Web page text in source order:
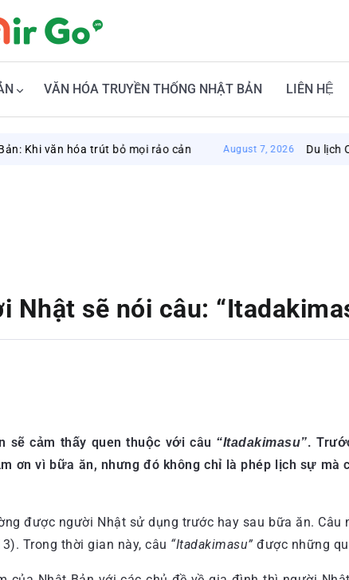
VĂN HÓA TRUYỀN THỐNG NHẬT BẢN LIÊN HỆ
hóa trút bỏ mọi rảo cản August 7, 2026 Du lịch Okayama
Nhật sẽ nói câu:
sẽ cảm thấy quen thuộc với câu “Itadakimasu”.
ơn vì bữa ăn, nhưng đó không chỉ là phép lịch sự mà
được người Nhật sử dụng trước hay sau bữa ăn.
Trong thời gian này, câu “Itadakimasu” được những